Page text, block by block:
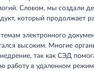
Словом, мы создали
который продолжает
электронного
высоким. Многие
так как СЭД
работу в удаленном